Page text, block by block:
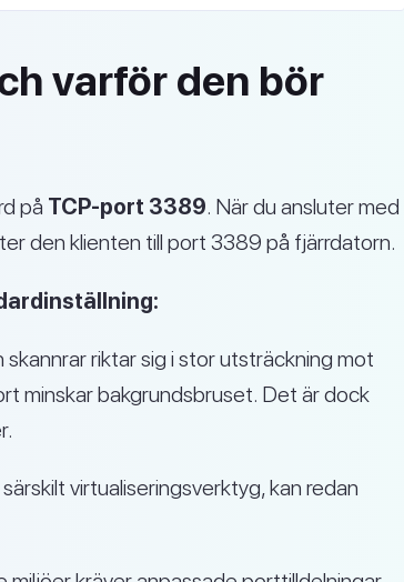
varför den bör
på TCP-port 3389. När du ansluter med
den klienten till port 3389 på fjärrdatorn.
skannrar riktar sig i stor utsträckning mot
minskar bakgrundsbruset. Det är dock
virtualiseringsverktyg, kan redan